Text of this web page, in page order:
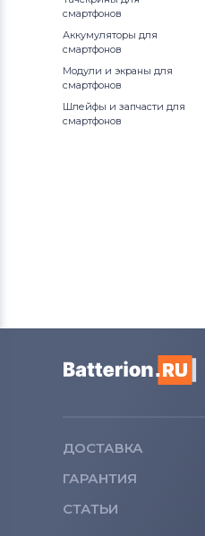
смартфонов
Аккумуляторы для
смартфонов
Модули и экраны для
смартфонов
Шлейфы и запчасти для
смартфонов
ДОСТАВКА
ГАРАНТИЯ
СТАТЬИ